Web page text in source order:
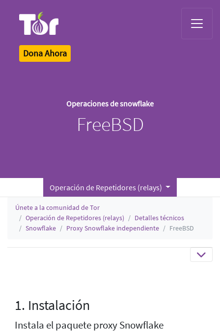
Dona Ahora
Operaciones de snowflake
FreeBSD
Operación de Repetidores (relays)
Únete a la comunidad de Tor
Operación de Repetidores (relays)
Detalles técnicos
Snowflake
Proxy Snowflake independiente FreeBSD
1. Instalación
Instala el paquete proxy Snowflake